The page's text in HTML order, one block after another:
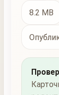
8.2 MB